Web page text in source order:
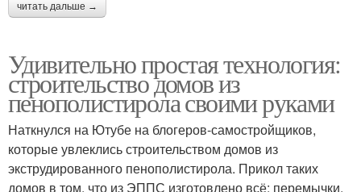
читать дальше →
Удивительно простая технология:
строительство домов из
пенополистирола своими руками
Наткнулся на Ютубе на блогеров-самостройщиков,
которые увлеклись строительством домов из
экструдированного пенополистирола. Прикол таких
домов в том, что из ЭППС изготовлено всё: перемычки,